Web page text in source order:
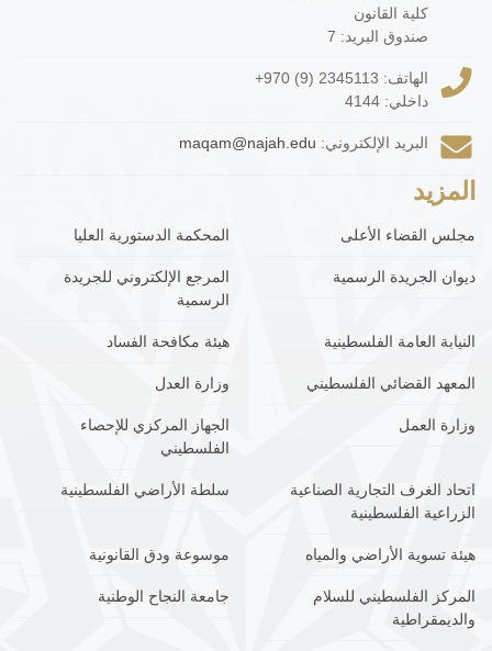
كلية القانون
صندوق البريد: 7
الهاتف: +970 (9) 2345113
داخلي: 4144
البريد الإلكتروني: maqam@najah.edu
المزيد
مجلس القضاء الأعلى المحكمة الدستورية العليا
ديوان الجريدة الرسمية
المرجع الإلكتروني للجريدة
الرسمية
النيابة العامة الفلسطينية هيئة مكافحة الفساد
المعهد القضائي الفلسطيني وزارة العدل
وزارة العمل
الجهاز المركزي للإحصاء
الفلسطيني
اتحاد الغرف التجارية الصناعية
الزراعية الفلسطينية
سلطة الأراضي الفلسطينية
هيئة تسوية الأراضي والمياه موسوعة ودق القانونية
المركز الفلسطيني للسلام
والديمقراطية
جامعة النجاح الوطنية